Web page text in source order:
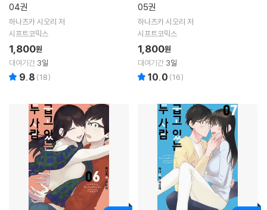
04권
하나츠카 시오리 저
시프트코믹스
1,800원
대여기간 3일
9.8 (18)
05권
하나츠카 시오리 저
시프트코믹스
1,800원
대여기간 3일
10.0 (16)